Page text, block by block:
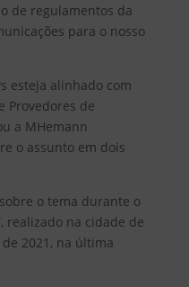
de regulamentos da
para o nosso
esteja alinhado com
Provedores de
a MHemann
o assunto em dois
o tema durante o
realizado na cidade de
2021, na última